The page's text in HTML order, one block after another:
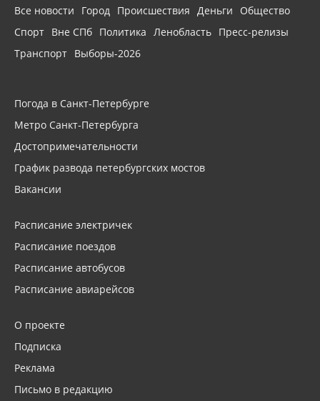
Все новости Город Происшествия Деньги
Общество
Спорт Вне СПб Политика Ленобласть Пресс-релизы
Транспорт Выборы-2026
Погода в Санкт-Петербурге
Метро Санкт-Петербурга
Достопримечательности
График развода петербургских мостов
Вакансии
Расписание электричек
Расписание поездов
Расписание автобусов
Расписание авиарейсов
О проекте
Подписка
Реклама
Письмо в редакцию